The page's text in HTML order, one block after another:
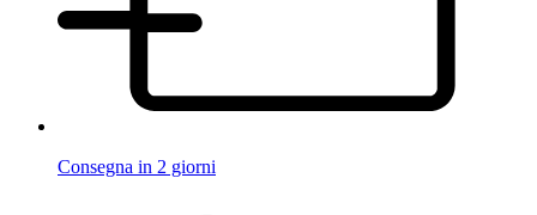
Consegna in 2 giorni